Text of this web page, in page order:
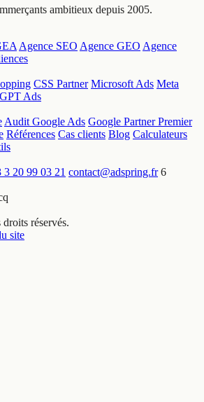
ambitieux depuis 2005.
Agence SEO Agence GEO Agence
CSS Partner Microsoft Ads Meta
Ads
Audit Google Ads Google Partner Premier
Références Cas clients Blog Calculateurs
3 20 99 03 21 contact@adspring.fr 6
réservés.
site